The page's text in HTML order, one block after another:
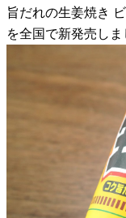
旨だれの生姜焼き
を全国で新発売しま